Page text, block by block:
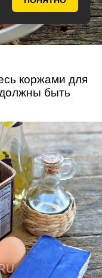
коржами для
быть